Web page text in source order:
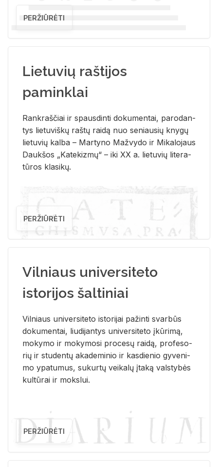
PERŽIŪRĖTI
Lietuvių raštijos
paminklai
Rank­raš­čiai ir spaus­din­ti do­ku­men­tai, pa­ro­dan­
tys lie­tu­viš­kų raš­tų rai­dą nuo se­niau­sių kny­gų
lie­tu­vių kal­ba – Mar­ty­no Ma­žvy­do ir Mi­ka­lo­jaus
Dauk­šos „Ka­te­kiz­mų“ – iki XX a. lie­tu­vių li­te­ra­
tū­ros kla­si­kų.
PERŽIŪRĖTI
Vilniaus universiteto
istorijos šaltiniai
Vil­niaus uni­ver­si­te­to is­to­ri­jai pa­žin­ti svar­būs
do­ku­men­tai, liu­di­jan­tys uni­ver­si­te­to įkū­ri­mą,
mo­ky­mo ir mo­ky­mo­si pro­ce­sų rai­dą, pro­fe­so­
rių ir stu­den­tų aka­de­mi­nio ir kas­die­nio gy­ve­ni­
mo ypa­tu­mus, su­kur­tų vei­ka­lų įta­ką vals­ty­bės
kul­tū­rai ir moks­lui.
PERŽIŪRĖTI